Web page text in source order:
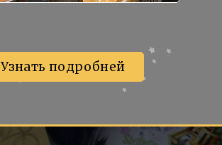
Узнать подробней